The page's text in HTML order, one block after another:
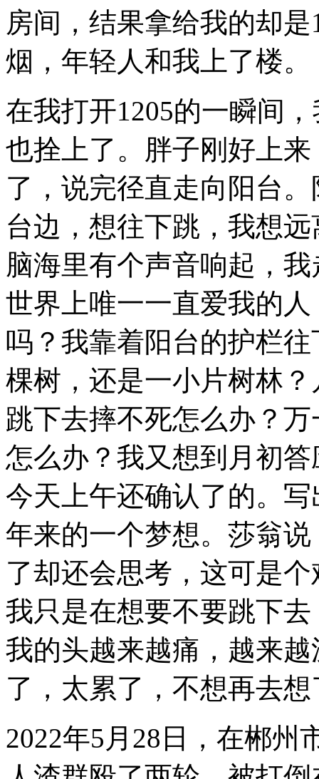
房间，结果拿给我的却是
烟，年轻人和我上了楼。
在我打开1205的一瞬间
也拴上了。胖子刚好上
了，说完径直走向阳台
台边，想往下跳，我想
脑海里有个声音响起，
世界上唯一一直爱我的
吗？我靠着阳台的护栏
棵树，还是一小片树林
跳下去摔不死怎么办？
怎么办？我又想到月初
今天上午还确认了的。
年来的一个梦想。莎翁
了却还会思考，这可是
我只是在想要不要跳下
我的头越来越痛，越来
了，太累了，不想再去
2022年5 月 28 日，在郴州